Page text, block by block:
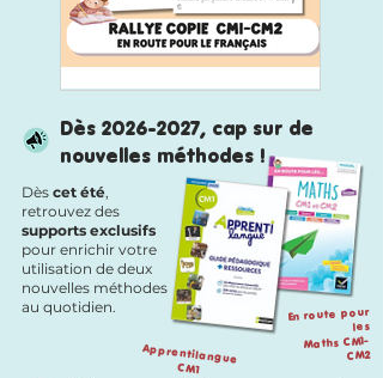
CM1-CM2 : 120
fiches en lien avec
"En route pour le
français"
Dès cet été,
retrouvez des
supports exclusifs
pour enrichir votre
utilisation de deux
nouvelles méthodes
au quotidien.
Dès 2026-2027, cap sur de
nouvelles méthodes !
En route pour
les
Maths CM1-
CM2
Apprentilangue
CM1